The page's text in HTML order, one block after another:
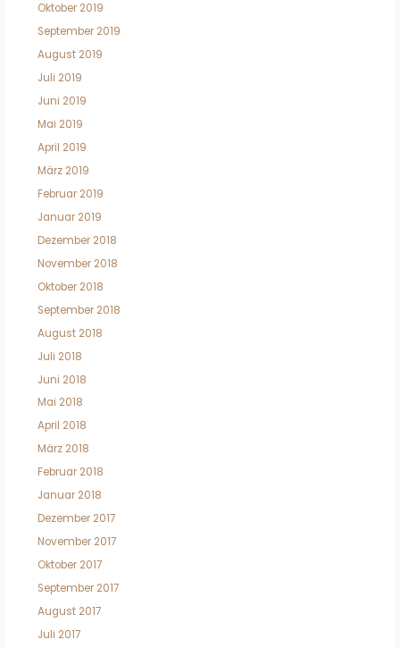
Oktober 2019
September 2019
August 2019
Juli 2019
Juni 2019
Mai 2019
April 2019
März 2019
Februar 2019
Januar 2019
Dezember 2018
November 2018
Oktober 2018
September 2018
August 2018
Juli 2018
Juni 2018
Mai 2018
April 2018
März 2018
Februar 2018
Januar 2018
Dezember 2017
November 2017
Oktober 2017
September 2017
August 2017
Juli 2017